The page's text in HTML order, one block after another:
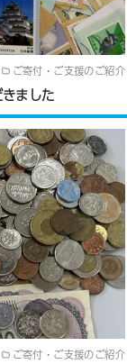
ご寄付・ご支援のご紹介
ました
ご寄付・ご支援のご紹介